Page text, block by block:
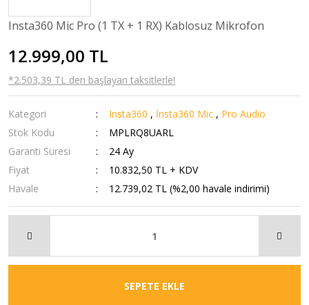
Insta360 Mic Pro (1 TX + 1 RX) Kablosuz Mikrofon
12.999,00 TL
*2.503,39 TL den başlayan taksitlerle!
Kategori Insta360 , İnsta360 Mic , Pro Audio
Stok Kodu
MPLRQ8UARL
Garanti Süresi
24 Ay
Fiyat
10.832,50 TL + KDV
Havale
12.739,02 TL (%2,00 havale indirimi)
SEPETE EKLE